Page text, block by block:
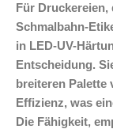
Für
Schmalbahn-
in LED-UV-
Entscheidung.
breiteren Palette
Effizienz, was
Die Fähigkeit,